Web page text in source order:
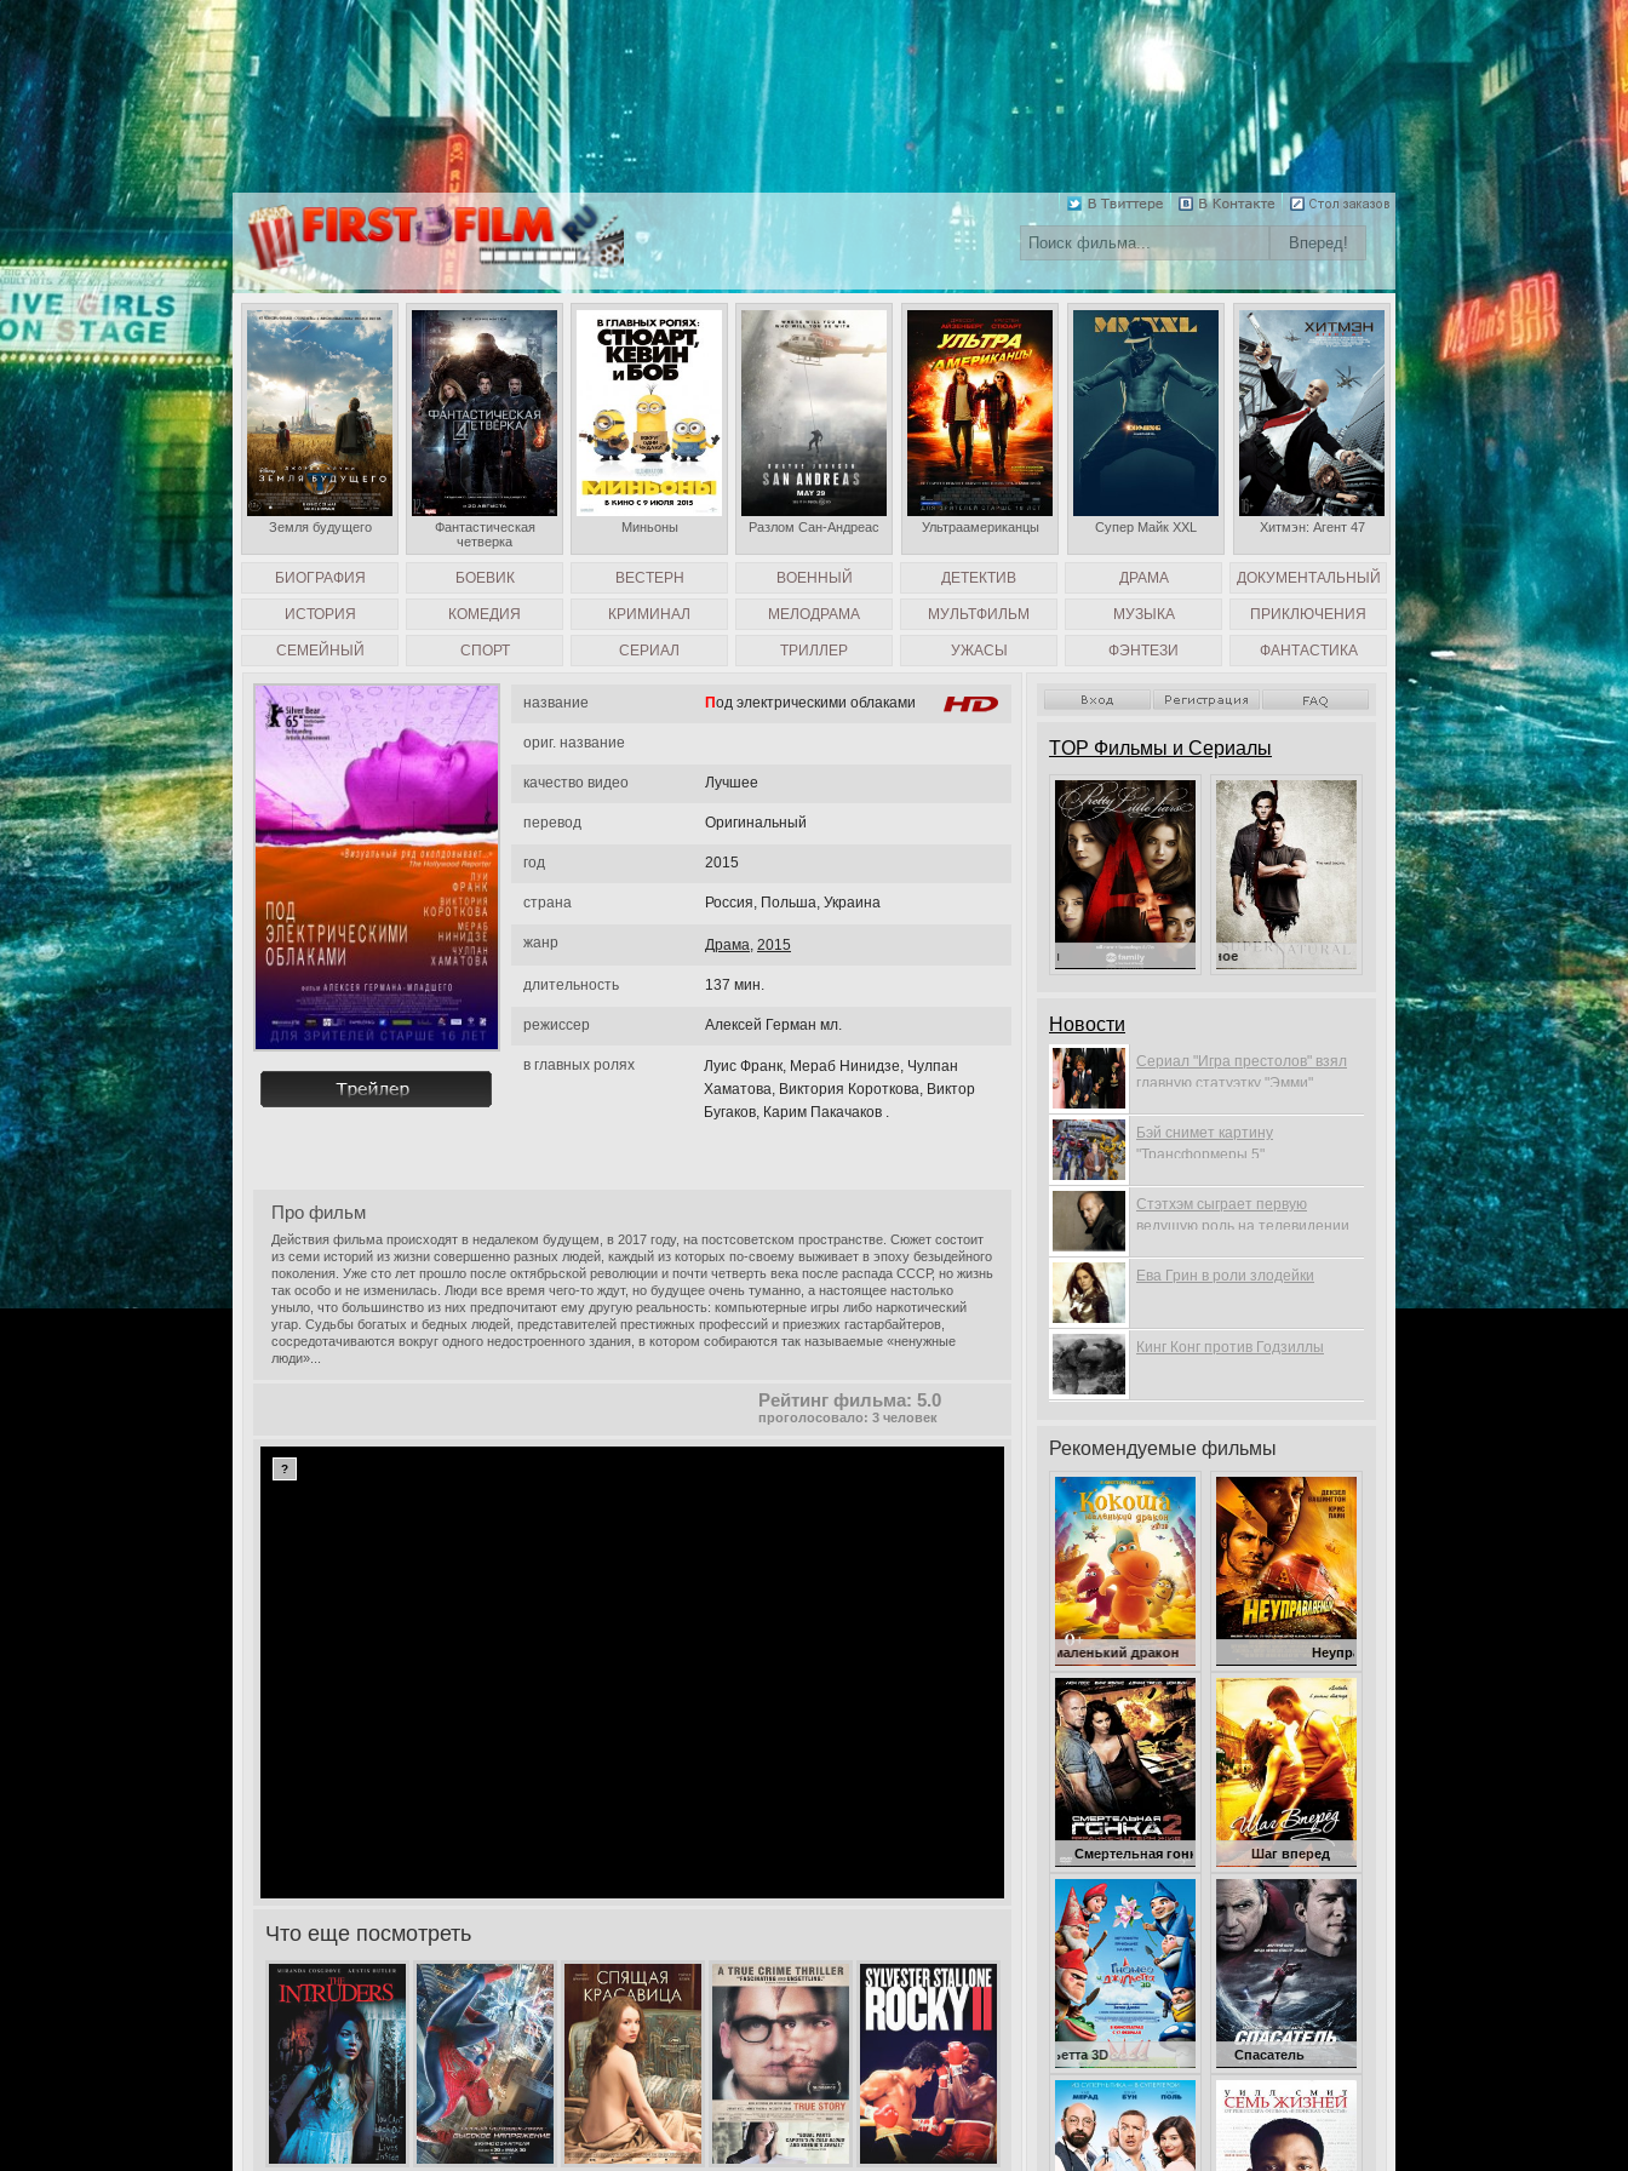
название Под электрическими облаками
ориг. название
качество видео Лучшее
перевод Оригинальный
год 2015
страна Россия, Польша, Украина
жанр Драма, 2015
длительность 137 мин.
режиссер Алексей Герман мл.
в главных ролях
Луис Франк, Мераб Нинидзе, Чулпан
Хаматова, Виктория Короткова, Виктор
Бугаков, Карим Пакачаков .
Про фильм
Действия фильма происходят в недалеком будущем, в 2017 году, на постсоветском пространстве. Сюжет состоит
из семи историй из жизни совершенно разных людей, каждый из которых по-своему выживает в эпоху безыдейного
поколения. Уже сто лет прошло после октябрьской революции и почти четверть века после распада СССР, но жизнь
так особо и не изменилась. Люди все время чего-то ждут, но будущее очень туманно, а настоящее настолько
уныло, что большинство из них предпочитают ему другую реальность: компьютерные игры либо наркотический
угар. Судьбы богатых и бедных людей, представителей престижных профессий и приезжих гастарбайтеров,
сосредотачиваются вокруг одного недостроенного здания, в котором собираются так называемые «ненужные
люди»...
Рейтинг фильма: 5.0
проголосовало: 3 человек
?
>Что еще посмотреть
TOP Фильмы и Сериалы
Милые обманщицы Сверхъестественное
Новости
Сериал "Игра престолов" взял
главную статуэтку "Эмми".
Бэй снимет картину
"Трансформеры 5"
Стэтхэм сыграет первую
ведущую роль на телевидении
Ева Грин в роли злодейки
Кинг Конг против Годзиллы
Рекомендуемые фильмы
Кокоша – маленький дракон Неуправляемый
Смертельная гонка 2: Франкенштейн жив
Шаг вперед
Гномео и Джульетта 3D
БИОГРАФИЯ БОЕВИК ВЕСТЕРН ВОЕННЫЙ ДЕТЕКТИВ ДРАМА ДОКУМЕНТАЛЬНЫЙ
ИСТОРИЯ КОМЕДИЯ КРИМИНАЛ МЕЛОДРАМА МУЛЬТФИЛЬМ МУЗЫКА ПРИКЛЮЧЕНИЯ
СЕМЕЙНЫЙ СПОРТ СЕРИАЛ ТРИЛЛЕР УЖАСЫ ФЭНТЕЗИ ФАНТАСТИКА
Земля будущего
Фантастическая
четверка
Миньоны Разлом Сан-Андреас Ультраамериканцы Супер Майк XXL Хитмэн: Агент 47